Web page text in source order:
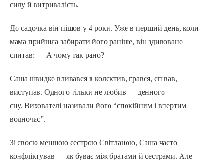
силу й витривалість.
До садочка він пішов у 4 роки. Уже в перший день, коли
мама прийшла забирати його раніше, він здивовано
спитав: — А чому так рано?
Саша швидко вливався в колектив, грався, співав,
виступав. Одного тільки не любив — денного
сну. Вихователі називали його “спокійним і впертим
водночас”.
Зі своєю меншою сестрою Світланою, Саша часто
конфліктував — як буває між братами й сестрами. Але